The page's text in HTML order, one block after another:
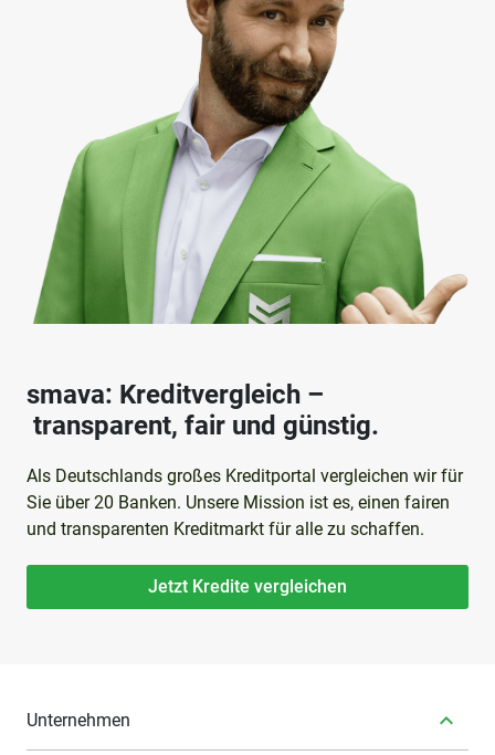
smava: Kreditvergleich –
transparent, fair und günstig.
Als Deutschlands großes Kreditportal vergleichen wir für
Sie über 20 Banken. Unsere Mission ist es, einen fairen
und transparenten Kreditmarkt für alle zu schaffen.
Jetzt Kredite vergleichen
Unternehmen